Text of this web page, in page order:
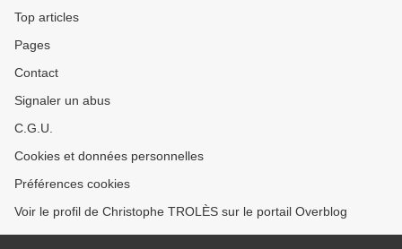
Top articles
Pages
Contact
Signaler un abus
C.G.U.
Cookies et données personnelles
Préférences cookies
Voir le profil de Christophe TROLÈS sur le portail Overblog